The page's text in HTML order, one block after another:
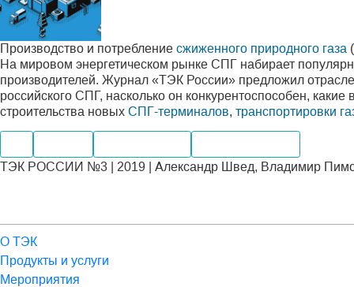
Производство и потребление сжиженного природного газа
На мировом энергетическом рынке СПГ набирает
производителей. Журнал «ТЭК России» предложил
российского СПГ, насколько он конкурентоспособен,
строительства новых СПГ-терминалов, транспортировки
ТЭК РОССИИ №3 | 2019 | Александр Швед, Владимир
О ТЭК
Продукты и услуги
Мероприятия